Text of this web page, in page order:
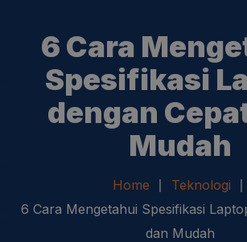
6 Cara
Spesifikasi
dengan
Mudah
Home
Teknologi
6 Cara Mengetahui Spesifikasi
dan Mudah